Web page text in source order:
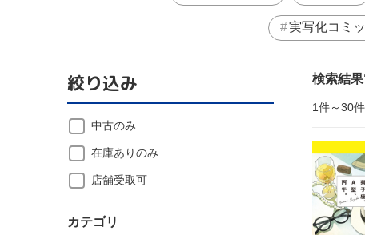
実写化コミ
検索結果
1件～30
絞り込み
中古のみ
在庫ありのみ
店舗受取可
カテゴリ